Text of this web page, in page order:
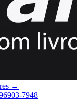
→
7948